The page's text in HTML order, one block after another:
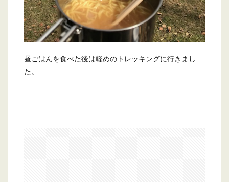
昼ごはんを食べた後は軽めのトレッキングに行きまし
た。